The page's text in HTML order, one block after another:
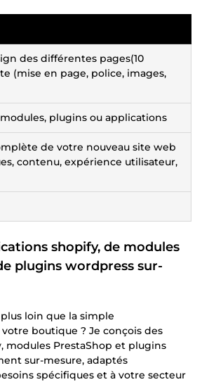
des différentes pages(10
(mise en page, police, images,
plugins ou applications
de votre nouveau site web
contenu, expérience utilisateur,
shopify, de modules
plugins wordpress sur-
loin que la simple
boutique ? Je conçois des
modules PrestaShop et plugins
sur-mesure, adaptés
spécifiques et à votre secteur